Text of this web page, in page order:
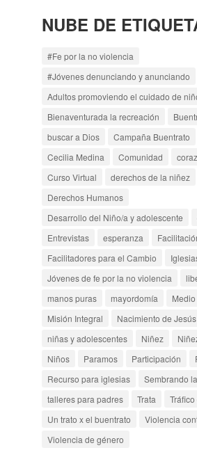
NUBE DE
#Fe por la no violencia
#Jóvenes denunciando y anunciando
Adultos promoviendo el cuidado de
Bienaventurada la recreación
buscar a Dios
Campaña Buentrato
Cecilia Medina
Comunidad
Curso Virtual
derechos de la niñez
Derechos Humanos
Desarrollo del Niño/a y adolescente
Entrevistas
esperanza
Facilitadores para el Cambio
Jóvenes de fe por la no violencia
manos puras
mayordomía
Misión Integral
Nacimiento de Jesús
niñas y adolescentes
Niñez
Niños
Paramos Participación
Recurso para iglesias
Sembrando
talleres para padres
Trata
Un trato x el buentrato
Violencia
Violencia de género